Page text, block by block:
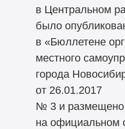
в Центральном
было
в «Бюллетене
местного
города
от 26.01.2017
№ 3 и размещено
на официальном